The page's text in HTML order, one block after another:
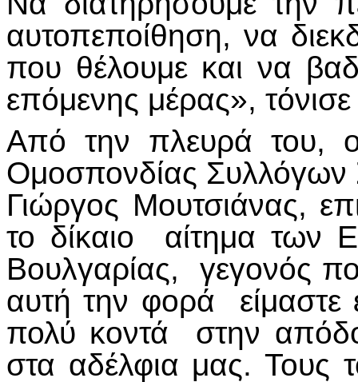
αυτοπεποίθηση, να
που θέλουμε και να
επόμενης μέρας»,
Από την πλευρά του,
Ομοσπονδίας
Γιώργος Μουτσιάνας,
το δίκαιο αίτημα των
Βουλγαρίας, γεγονός
αυτή την φορά είμαστε
πολύ κοντά στην
στα αδέλφια μας. Τους